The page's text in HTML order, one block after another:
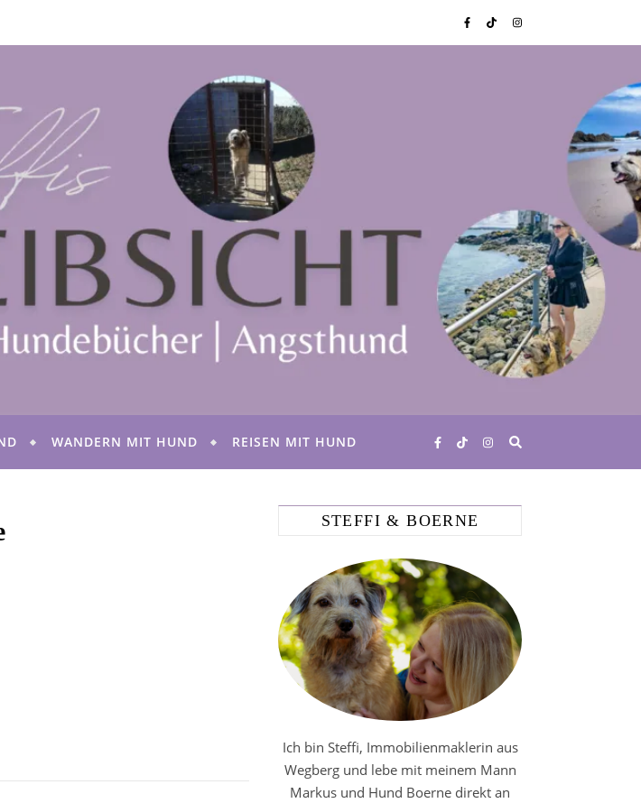
WANDERN MIT HUND REISEN MIT HUND
STEFFI & BOERNE
Ich bin Steffi, Immobilienmaklerin aus
Wegberg und lebe mit meinem Mann
Markus und Hund Boerne direkt an